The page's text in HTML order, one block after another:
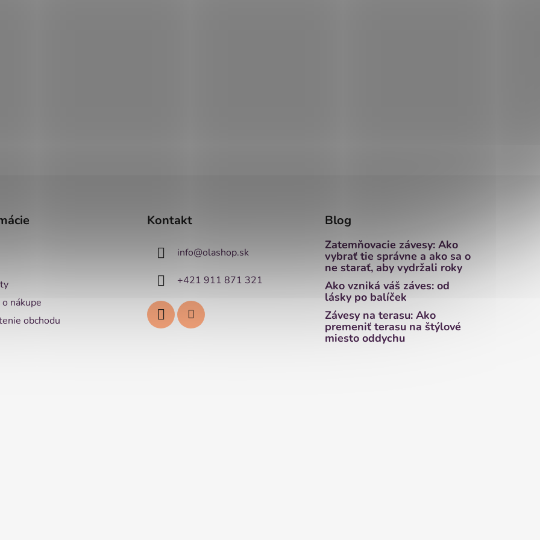
nákupe
obchodu
Kontakt
info@olashop.sk
+421 911 871 321
Blog
Zatemňovacie závesy: Ako
vybrať tie správne a ako sa o
ne starať, aby vydržali roky
Ako vzniká váš záves: od
lásky po balíček
Závesy na terasu: Ako
premeniť terasu na štýlové
miesto oddychu